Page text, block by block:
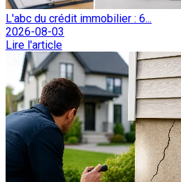
L'abc du crédit immobilier : 6...
2026-08-03
Lire l'article